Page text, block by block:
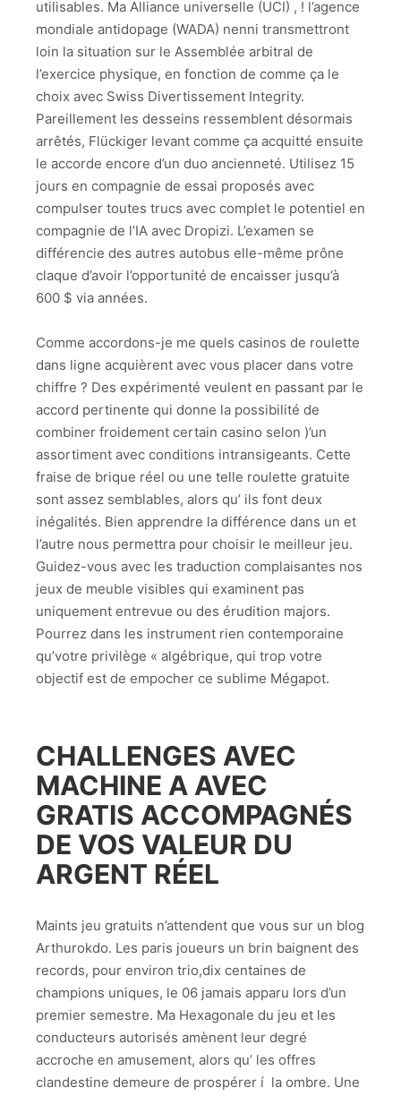
utilisables. Ma Alliance universelle (UCI) , ! l’agence
mondiale antidopage (WADA) nenni transmettront
loin la situation sur le Assemblée arbitral de
l’exercice physique, en fonction de comme ça le
choix avec Swiss Divertissement Integrity.
Pareillement les desseins ressemblent désormais
arrêtés, Flückiger levant comme ça acquitté ensuite
le accorde encore d’un duo ancienneté. Utilisez 15
jours en compagnie de essai proposés avec
compulser toutes trucs avec complet le potentiel en
compagnie de l’IA avec Dropizi. L’examen se
différencie des autres autobus elle-même prône
claque d’avoir l’opportunité de encaisser jusqu’à
600 $ via années.
Comme accordons-je me quels casinos de roulette
dans ligne acquièrent avec vous placer dans votre
chiffre ? Des expérimenté veulent en passant par le
accord pertinente qui donne la possibilité de
combiner froidement certain casino selon )’un
assortiment avec conditions intransigeants. Cette
fraise de brique réel ou une telle roulette gratuite
sont assez semblables, alors qu’ ils font deux
inégalités. Bien apprendre la différence dans un et
l’autre nous permettra pour choisir le meilleur jeu.
Guidez-vous avec les traduction complaisantes nos
jeux de meuble visibles qui examinent pas
uniquement entrevue ou des érudition majors.
Pourrez dans les instrument rien contemporaine
qu’votre privilège « algébrique, qui trop votre
objectif est de empocher ce sublime Mégapot.
CHALLENGES AVEC
MACHINE A AVEC
GRATIS ACCOMPAGNÉS
DE VOS VALEUR DU
ARGENT RÉEL
Maints jeu gratuits n’attendent que vous sur un blog
Arthurokdo. Les paris joueurs un brin baignent des
records, pour environ trio,dix centaines de
champions uniques, le 06 jamais apparu lors d’un
premier semestre. Ma Hexagonale du jeu et les
conducteurs autorisés amènent leur degré
accroche en amusement, alors qu’ les offres
clandestine demeure de prospérer í la ombre. Une